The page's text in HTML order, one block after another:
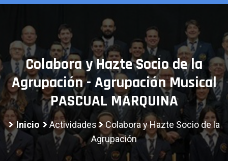
Colabora y Hazte Socio de la
Agrupación - Agrupación Musical
PASCUAL MARQUINA
Inicio Actividades
Colabora y Hazte Socio de la
Agrupación